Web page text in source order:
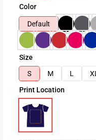
Color
Default
Size
S
M L XL
Print Location